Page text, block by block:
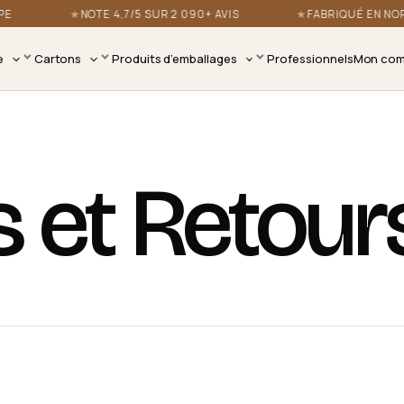
NOTE 4,7/5 SUR 2 090+ AVIS FABRIQUÉ EN
Cartons Produits d’emballages ProfessionnelsMon
et